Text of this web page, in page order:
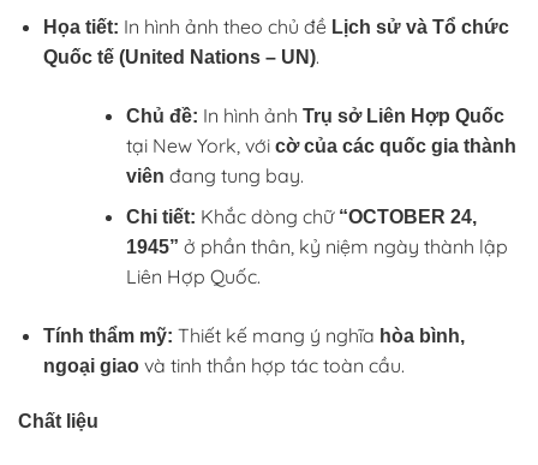
Họa tiết: In hình ảnh theo chủ đề Lịch sử và Tổ chức
Quốc tế (United Nations – UN).
Chủ đề: In hình ảnh Trụ sở Liên Hợp Quốc
tại New York, với cờ của các quốc gia thành
viên đang tung bay.
Chi tiết: Khắc dòng chữ “OCTOBER 24,
1945” ở phần thân, kỷ niệm ngày thành lập
Liên Hợp Quốc.
Tính thẩm mỹ: Thiết kế mang ý nghĩa hòa bình,
ngoại giaovà tinh thần hợp tác toàn cầu.
Chất liệu